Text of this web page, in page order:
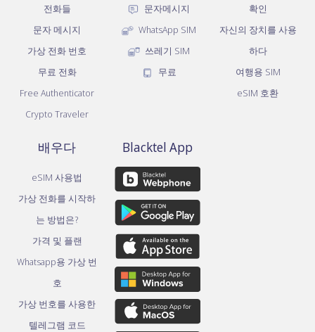
전화들
문자 메시지
가상 전화 번호
무료 전화
Free Authenticator
Crypto Traveler
문자메시지
WhatsApp SIM
쓰레기 SIM
무료
확인
자신의 장치를 사용
하다
여행용 SIM
eSIM 호환
배우다
eSIM 사용법
가상 전화를 시작하
는 방법은?
가격 및 플랜
Whatsapp용 가상 번
호
가상 번호를 사용한
텔레그램 코드
Blacktel App